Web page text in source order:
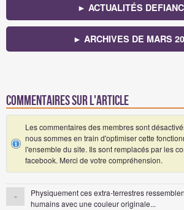
► ACTUALITÉS
► ARCHIVES DE MARS
Commentaires sur l'article
Les commentaires des membres sont
nous sommes en train d'optimiser cette
l'ensemble du site. Ils sont remplacés par les
facebook. Merci de votre compréhension.
-
Physiquement ces extra-terrestres
humains avec une couleur originale...